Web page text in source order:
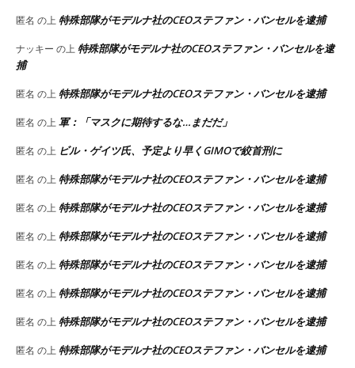
匿名 の上 特殊部隊がモデルナ社のCEOステファン・バンセルを逮捕
ナッキー の上 特殊部隊がモデルナ社のCEOステファン・バンセルを逮
捕
匿名 の上 特殊部隊がモデルナ社のCEOステファン・バンセルを逮捕
匿名 の上 軍：「マスクに期待するな…まだだ」
匿名 の上 ビル・ゲイツ氏、予定より早くGIMOで絞首刑に
匿名 の上 特殊部隊がモデルナ社のCEOステファン・バンセルを逮捕
匿名 の上 特殊部隊がモデルナ社のCEOステファン・バンセルを逮捕
匿名 の上 特殊部隊がモデルナ社のCEOステファン・バンセルを逮捕
匿名 の上 特殊部隊がモデルナ社のCEOステファン・バンセルを逮捕
匿名 の上 特殊部隊がモデルナ社のCEOステファン・バンセルを逮捕
匿名 の上 特殊部隊がモデルナ社のCEOステファン・バンセルを逮捕
匿名 の上 特殊部隊がモデルナ社のCEOステファン・バンセルを逮捕